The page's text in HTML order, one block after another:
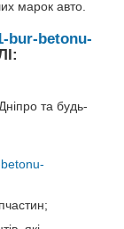
марок авто.
bur-betonu-
та будь-